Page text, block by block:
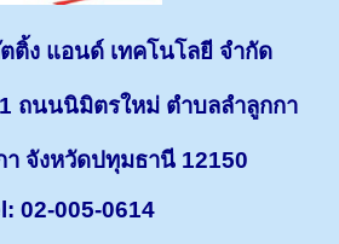
ติ้ง แอนด์ เทคโนโลยี จำกัด
ถนนนิมิตรใหม่ ตำบลลำลูกกา
า จังหวัดปทุมธานี 12150
02-005-0614